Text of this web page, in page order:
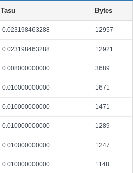
Tasu Bytes
0.023198463288 12957
0.023198463288 12921
0.008000000000 3689
0.010000000000 1671
0.010000000000 1471
0.010000000000 1289
0.010000000000 1247
0.010000000000 1148